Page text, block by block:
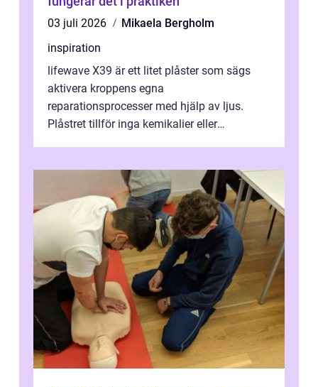
03 juli 2026
Mikaela Bergholm
inspiration
lifewave X39 är ett litet plåster som sägs
aktivera kroppens egna
reparationsprocesser med hjälp av ljus.
Plåstret tillför inga kemikalier eller